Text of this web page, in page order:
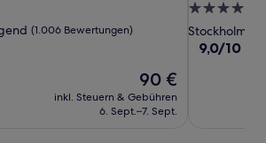
(1.006 Bewertungen)
Der
Preis
beträgt
90 €
inkl. Steuern & Gebühren
6. Sept.–7. Sept.
4.0-
Sterne-
Unterkunft
Stockholm-
9.0
9,0/10